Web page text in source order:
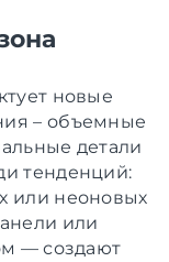
новые
– объемные
детали
тенденций:
или неоновых
или
— создают